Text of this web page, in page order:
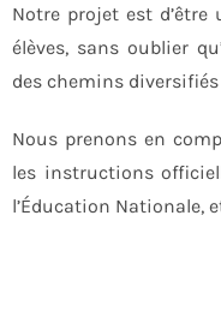
Notre projet est
élèves, sans oublier
des chemins
Nous prenons en
les instructions
l’Éducation Nationale,